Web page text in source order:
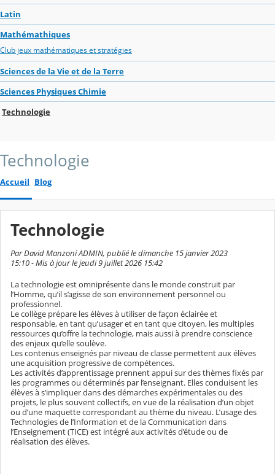
Latin
Mathémathiques
Club jeux mathématiques et stratégies
Sciences de la Vie et de la Terre
Sciences Physiques Chimie
Technologie
Technologie
Accueil Blog
Technologie
Par David Manzoni ADMIN, publié le dimanche 15 janvier 2023
15:10 - Mis à jour le jeudi 9 juillet 2026 15:42
La technologie est omniprésente dans le monde construit par
l’Homme, qu’il s’agisse de son environnement personnel ou
professionnel.
Le collège prépare les élèves à utiliser de façon éclairée et
responsable, en tant qu’usager et en tant que citoyen, les multiples
ressources qu’offre la technologie, mais aussi à prendre conscience
des enjeux qu’elle soulève.
Les contenus enseignés par niveau de classe permettent aux élèves
une acquisition progressive de compétences.
Les activités d’apprentissage prennent appui sur des thèmes fixés par
les programmes ou déterminés par l’enseignant. Elles conduisent les
élèves à s’impliquer dans des démarches expérimentales ou des
projets, le plus souvent collectifs, en vue de la réalisation d’un objet
ou d’une maquette correspondant au thème du niveau. L’usage des
Technologies de l’Information et de la Communication dans
l’Enseignement (TICE) est intégré aux activités d’étude ou de
réalisation des élèves.